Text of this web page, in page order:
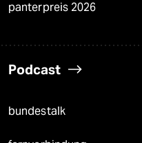
panterpreis 2026
Podcast
bundestalk